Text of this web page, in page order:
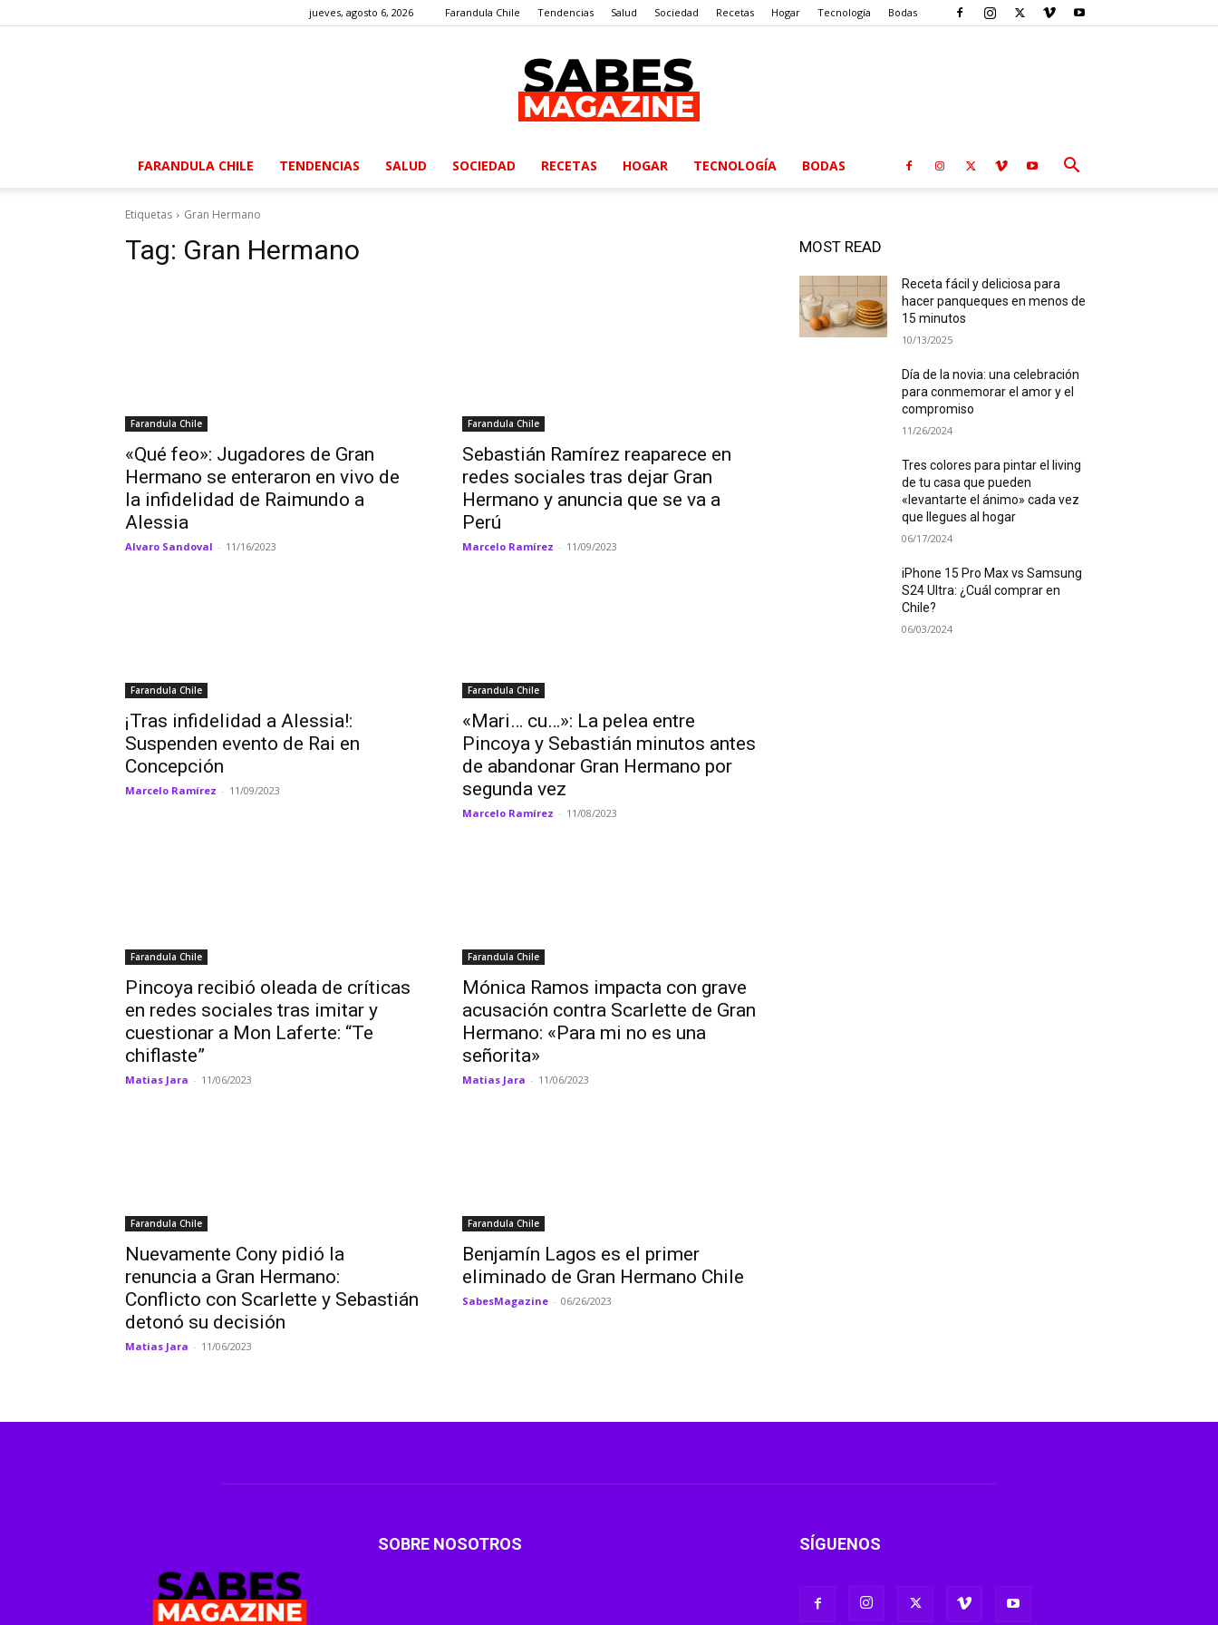
jueves, agosto 6, 2026 Farandula Chile Tendencias Salud Sociedad Recetas Hogar Tecnología Bodas
FARANDULA CHILE TENDENCIAS SALUD SOCIEDAD RECETAS HOGAR TECNOLOGÍA BODAS
Etiquetas Gran Hermano
Tag: Gran Hermano
Farandula Chile
«Qué feo»: Jugadores de Gran
Hermano se enteraron en vivo de
la infidelidad de Raimundo a
Alessia
Alvaro Sandoval - 11/16/2023
Farandula Chile
Sebastián Ramírez reaparece en
redes sociales tras dejar Gran
Hermano y anuncia que se va a
Perú
Marcelo Ramírez - 11/09/2023
Farandula Chile
¡Tras infidelidad a Alessia!:
Suspenden evento de Rai en
Concepción
Marcelo Ramírez - 11/09/2023
Farandula Chile
«Mari… cu…»: La pelea entre
Pincoya y Sebastián minutos antes
de abandonar Gran Hermano por
segunda vez
Marcelo Ramírez - 11/08/2023
Farandula Chile
Pincoya recibió oleada de críticas
en redes sociales tras imitar y
cuestionar a Mon Laferte: “Te
chiflaste”
Matias Jara - 11/06/2023
Farandula Chile
Mónica Ramos impacta con grave
acusación contra Scarlette de Gran
Hermano: «Para mi no es una
señorita»
Matias Jara - 11/06/2023
Farandula Chile
Nuevamente Cony pidió la
renuncia a Gran Hermano:
Conflicto con Scarlette y Sebastián
detonó su decisión
Matias Jara - 11/06/2023
Farandula Chile
Benjamín Lagos es el primer
eliminado de Gran Hermano Chile
SabesMagazine - 06/26/2023
MOST READ
Receta fácil y deliciosa para
hacer panqueques en menos de
15 minutos
10/13/2025
Día de la novia: una celebración
para conmemorar el amor y el
compromiso
11/26/2024
Tres colores para pintar el living
de tu casa que pueden
«levantarte el ánimo» cada vez
que llegues al hogar
06/17/2024
iPhone 15 Pro Max vs Samsung
S24 Ultra: ¿Cuál comprar en
Chile?
06/03/2024
SOBRE NOSOTROS SÍGUENOS